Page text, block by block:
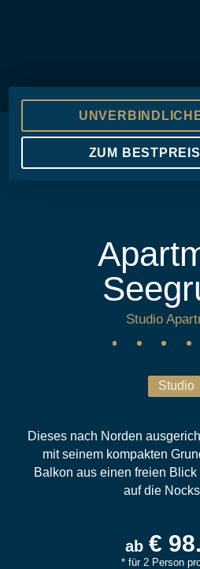
ZUM
Studio
Studio
Dieses nach Norden
mit seinem kompakten
Balkon aus einen freien
auf die
ab €
* für 2 Person